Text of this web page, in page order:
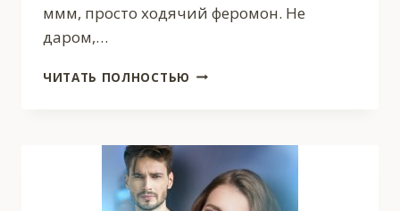
ммм, просто ходячий феромон. Не
даром,…
ЧИТАТЬ ПОЛНОСТЬЮ КОГДА